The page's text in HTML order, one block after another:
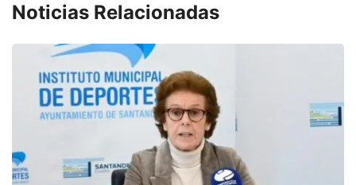
Noticias Relacionadas